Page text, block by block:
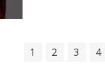
1 2 3 4